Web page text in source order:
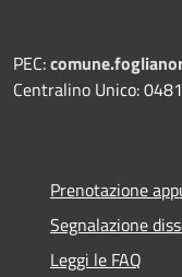
PEC:
Centralino Unico:
Prenotazione
Segnalazione
Leggi le FAQ